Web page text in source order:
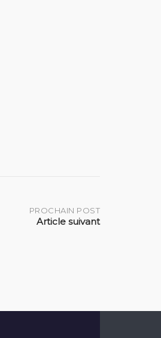
PROCHAIN POST
Article suivant